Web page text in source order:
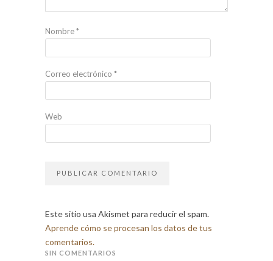
Nombre*
Correo electrónico *
Web
Este sitio usa Akismet para reducir el spam.
Aprende cómo se procesan los datos de tus
comentarios.
SIN COMENTARIOS